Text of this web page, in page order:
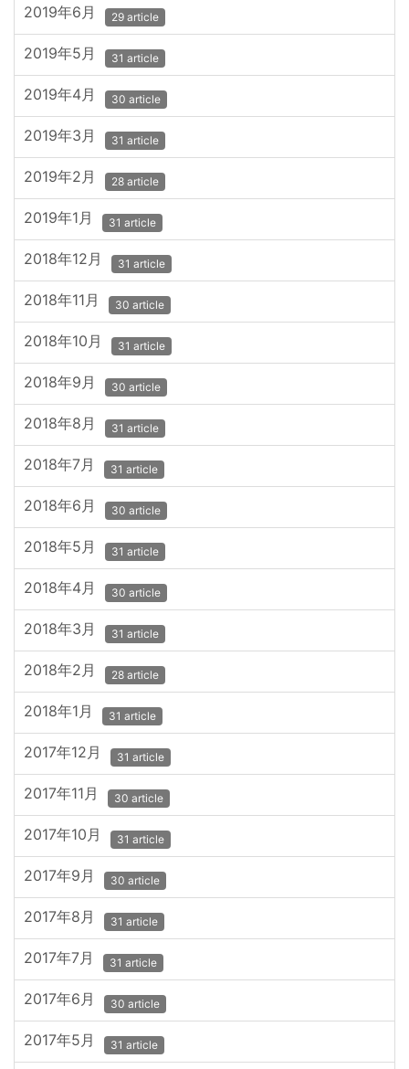
2019年6月 29 article
2019年5月 31 article
2019年4月 30 article
2019年3月 31 article
2019年2月 28 article
2019年1月 31 article
2018年12月 31 article
2018年11月 30 article
2018年10月 31 article
2018年9月 30 article
2018年8月 31 article
2018年7月 31 article
2018年6月 30 article
2018年5月 31 article
2018年4月 30 article
2018年3月 31 article
2018年2月 28 article
2018年1月 31 article
2017年12月 31 article
2017年11月 30 article
2017年10月 31 article
2017年9月 30 article
2017年8月 31 article
2017年7月 31 article
2017年6月 30 article
2017年5月 31 article